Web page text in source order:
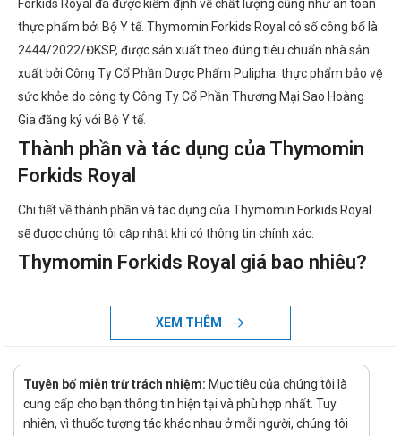
Forkids Royal đã được kiểm định về chất lượng cũng như an toàn
thực phẩm bởi Bộ Y tế. Thymomin Forkids Royal có số công bố là
2444/2022/ĐKSP, được sản xuất theo đúng tiêu chuẩn nhà sản
xuất bởi Công Ty Cổ Phần Dược Phẩm Pulipha. thực phẩm bảo vệ
sức khỏe do công ty Công Ty Cổ Phần Thương Mại Sao Hoàng
Gia đăng ký với Bộ Y tế.
Thành phần và tác dụng của Thymomin
Forkids Royal
Chi tiết về thành phần và tác dụng của Thymomin Forkids Royal
sẽ được chúng tôi cập nhật khi có thông tin chính xác.
Thymomin Forkids Royal giá bao nhiêu?
người dùng quan tâm. Giá của Thymomin Forkids Royal có thể
thay đổi tùy thuộc vào thời điểm mua. Vì vậy, để biết giá cụ thể
của Thymomin Forkids Royal, quý khách hàng vui lòng liên hệ
hotline của công ty bằng cách Call/Zalo: hotline để được tư vấn
và hỗ trợ.
XEM THÊM
Tuyên bố miễn trừ trách nhiệm: Mục tiêu của chúng tôi là
cung cấp cho bạn thông tin hiện tại và phù hợp nhất. Tuy
nhiên, vì thuốc tương tác khác nhau ở mỗi người, chúng tôi